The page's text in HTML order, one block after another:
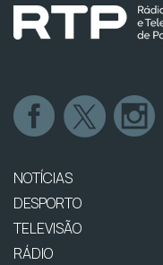
NOTÍCIAS
DESPORTO
TELEVISÃO
RÁDIO